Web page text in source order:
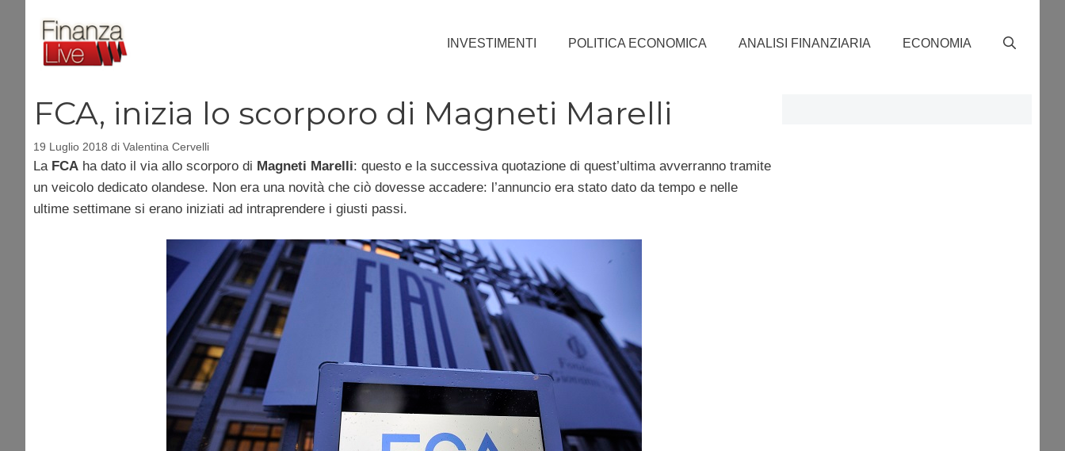
contenuto
INVESTIMENTI POLITICA ECONOMICA ANALISI FINANZIARIA ECONOMIA
FCA, inizia lo scorporo di Magneti Marelli
19 Luglio 2018 di Valentina Cervelli
La FCA ha dato il via allo scorporo di Magneti Marelli: questo e la successiva quotazione di quest’ultima avverranno tramite
un veicolo dedicato olandese. Non era una novità che ciò dovesse accadere: l’annuncio era stato dato da tempo e nelle
ultime settimane si erano iniziati ad intraprendere i giusti passi.